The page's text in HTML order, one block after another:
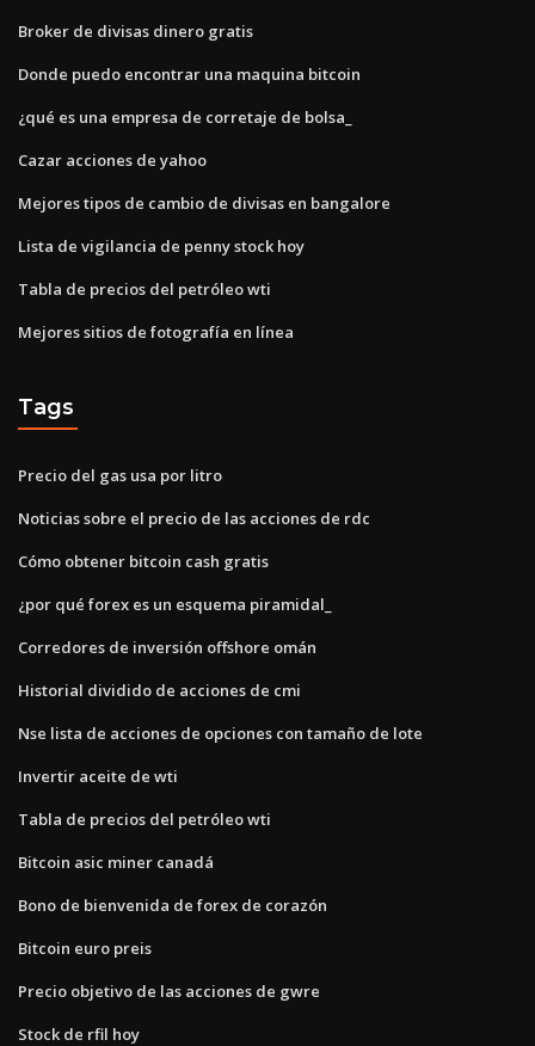
Broker de divisas dinero gratis
Donde puedo encontrar una maquina bitcoin
¿qué es una empresa de corretaje de bolsa_
Cazar acciones de yahoo
Mejores tipos de cambio de divisas en bangalore
Lista de vigilancia de penny stock hoy
Tabla de precios del petróleo wti
Mejores sitios de fotografía en línea
Tags
Precio del gas usa por litro
Noticias sobre el precio de las acciones de rdc
Cómo obtener bitcoin cash gratis
¿por qué forex es un esquema piramidal_
Corredores de inversión offshore omán
Historial dividido de acciones de cmi
Nse lista de acciones de opciones con tamaño de lote
Invertir aceite de wti
Tabla de precios del petróleo wti
Bitcoin asic miner canadá
Bono de bienvenida de forex de corazón
Bitcoin euro preis
Precio objetivo de las acciones de gwre
Stock de rfil hoy